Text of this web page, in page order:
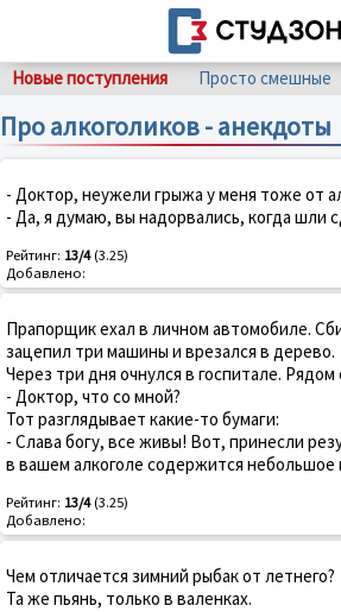
Новые поступления Просто смешные
Про алкоголиков - анекдоты
- Доктор, неужели грыжа у меня тоже от
- Да, я думаю, вы надорвались, когда шли
Рейтинг: 13/4(3.25)
Добавлено:
Прапорщик ехал в личном автомобиле.
зацепил три машины и врезался в дерево.
Через три дня очнулся в госпитале. Рядом
- Доктор, что со мной?
Тот разглядывает какие-то бумаги:
- Слава богу, все живы! Вот, принесли
в вашем алкоголе содержится небольшое
Рейтинг: 13/4(3.25)
Добавлено:
Чем отличается зимний рыбак от летнего?
Та же пьянь, только в валенках.